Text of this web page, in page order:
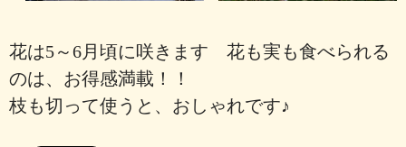
花は5～6月頃に咲きます 花も実も食べられる
のは、お得感満載！！
枝も切って使うと、おしゃれです♪